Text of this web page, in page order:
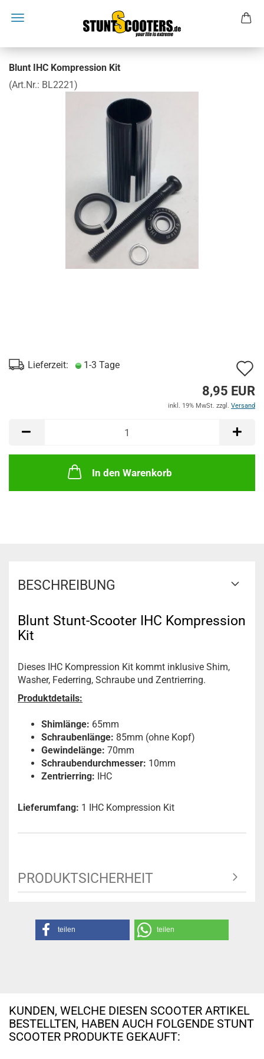
Blunt IHC Kompression Kit
(Art.Nr.: BL2221)
Lieferzeit: 1-3 Tage
8,95 EUR
inkl. 19% MwSt. zzgl. Versand
In den Warenkorb
BESCHREIBUNG
Blunt Stunt-Scooter IHC Kompression
Kit
Dieses IHC Kompression Kit kommt inklusive Shim,
Washer, Federring, Schraube und Zentrierring.
Produktdetails:
Shimlänge: 65mm
Schraubenlänge: 85mm (ohne Kopf)
Gewindelänge: 70mm
Schraubendurchmesser: 10mm
Zentrierring: IHC
Lieferumfang: 1 IHC Kompression Kit
PRODUKTSICHERHEIT
teilen teilen
KUNDEN, WELCHE DIESEN SCOOTER ARTIKEL
BESTELLTEN, HABEN AUCH FOLGENDE STUNT
SCOOTER PRODUKTE GEKAUFT: